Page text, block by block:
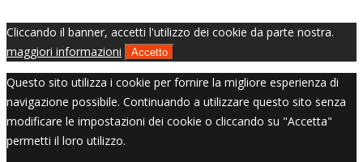
Cliccando il banner, accetti l'utilizzo dei cookie da parte nostra.
maggiori informazioni
Accetto
Questo sito utilizza i cookie per fornire la migliore esperienza di
navigazione possibile. Continuando a utilizzare questo sito senza
modificare le impostazioni dei cookie o cliccando su "Accetta"
permetti il loro utilizzo.